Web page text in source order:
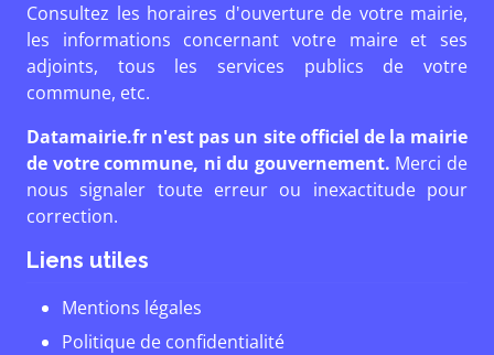
Consultez les horaires d'ouverture de votre mairie,
les informations concernant votre maire et ses
adjoints, tous les services publics de votre
commune, etc.
Datamairie.fr n'est pas un site officiel de la mairie
de votre commune, ni du gouvernement. Merci de
nous signaler toute erreur ou inexactitude pour
correction.
Liens utiles
Mentions légales
Politique de confidentialité